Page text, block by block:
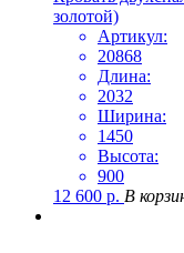
золотой)
Артикул:
20868
Длина:
2032
Ширина:
1450
Высота:
900
12 600 р. В